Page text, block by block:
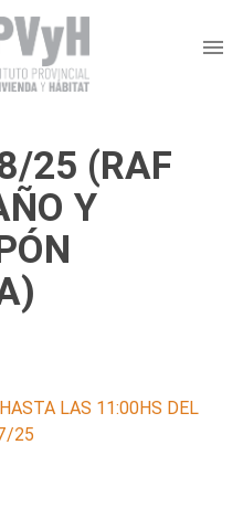
menu
25 (RAF
Y
LAS 11:00HS DEL
25